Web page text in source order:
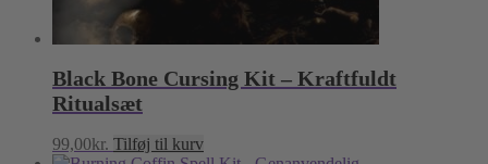
Black Bone Cursing Kit – Kraftfuldt
Ritualsæt
99,00kr. Tilføj til kurv